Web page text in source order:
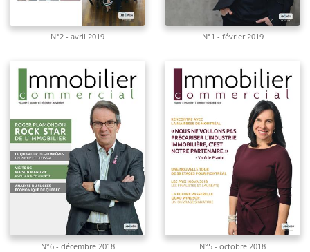
N°2 - avril 2019 N°1 - février 2019
N°6 - décembre 2018 N°5 - octobre 2018